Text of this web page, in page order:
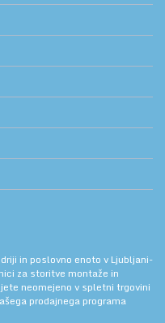
in poslovno enoto v Ljubljani-
za storitve montaže in
neomejeno v spletni trgovini
prodajnega programa